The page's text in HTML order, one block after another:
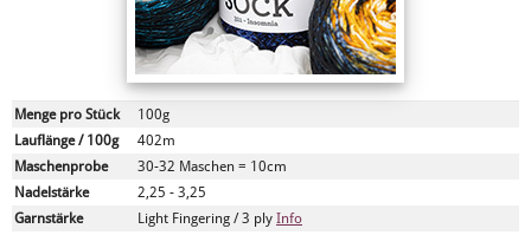
Menge pro Stück
100g
Lauflänge / 100g
402m
Maschenprobe
30-32 Maschen = 10cm
Nadelstärke
2,25 - 3,25
Garnstärke
Light Fingering / 3 ply Info